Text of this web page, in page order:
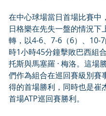
在中心球場當日首場比賽中
日格樂在先失一盤的情況下
轉，以4-6、7-6（6）、10-
時1小時45分鐘擊敗巴西組
托斯與馬塞羅 · 梅洛。這場
們作為組合在巡回賽級別賽
得的首場勝利，同時也是崔
首場ATP巡回賽勝利。